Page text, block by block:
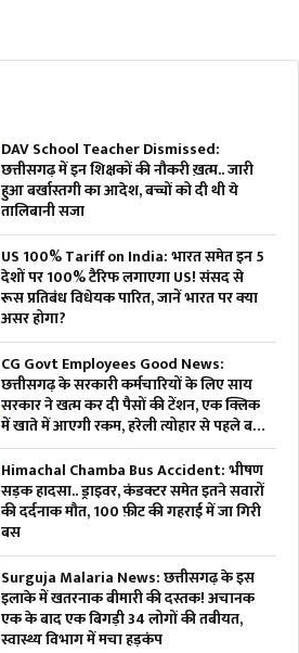
DAV School Teacher Dismissed:
छत्तीसगढ़ में इन शिक्षकों की नौकरी ख़त्म.. जारी
हुआ बर्खास्तगी का आदेश, बच्चों को दी थी ये
तालिबानी सजा
US 100% Tariff on India: भारत समेत इन 5
देशों पर 100% टैरिफ लगाएगा US! संसद से
रूस प्रतिबंध विधेयक पारित, जानें भारत पर क्या
असर होगा?
CG Govt Employees Good News:
छत्तीसगढ़ के सरकारी कर्मचारियों के लिए साय
सरकार ने खत्म कर दी पैसों की टेंशन, एक क्लिक
में खाते में आएगी रकम, हरेली त्योहार से पहले बड़ी
खुशखबरी
Himachal Chamba Bus Accident: भीषण
सड़क हादसा.. ड्राइवर, कंडक्टर समेत इतने सवारों
की दर्दनाक मौत, 100 फ़ीट की गहराई में जा गिरी
बस
Surguja Malaria News: छत्तीसगढ़ के इस
इलाके में खतरनाक बीमारी की दस्तक! अचानक
एक के बाद एक बिगड़ी 34 लोगों की तबीयत,
स्वास्थ्य विभाग में मचा हड़कंप